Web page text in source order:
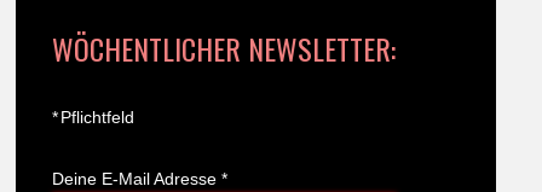
WÖCHENTLICHER NEWSLETTER:
*Pflichtfeld
Deine E-Mail Adresse *